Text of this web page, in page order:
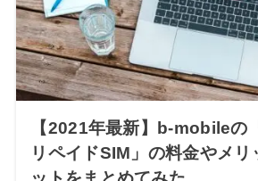
【2021年最新】b-mobileの
リペイドSIM」の料金やメリ